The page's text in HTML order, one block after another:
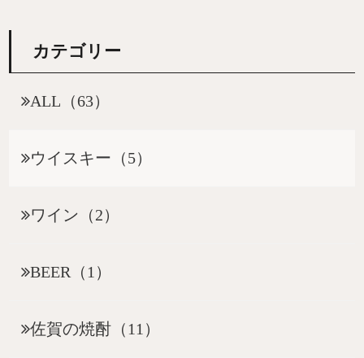
カテゴリー
ALL（63）
ウイスキー（5）
ワイン（2）
BEER（1）
佐賀の焼酎（11）